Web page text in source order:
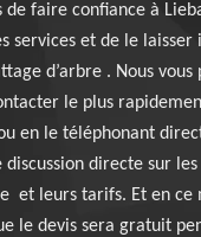
de faire confiance à
services et de le laisser
d’arbre . Nous vous
le plus
en le téléphonant
directe sur
et leurs tarifs. Et en ce
le devis sera gratuit